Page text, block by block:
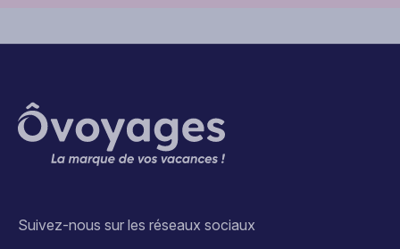
Suivez-nous sur les réseaux sociaux